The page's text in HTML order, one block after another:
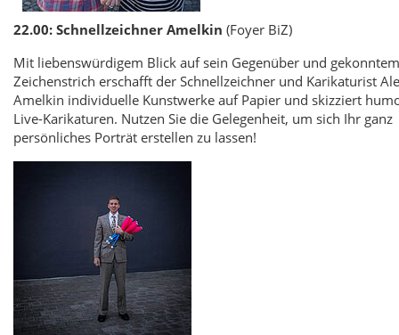
22.00: Schnellzeichner Amelkin (Foyer BiZ)
Mit liebenswürdigem Blick auf sein Gegenüber und gekonntem
Zeichenstrich erschafft der Schnellzeichner und Karikaturist
Amelkin individuelle Kunstwerke auf Papier und skizziert
Live-Karikaturen. Nutzen Sie die Gelegenheit, um sich Ihr ganz
persönliches Porträt erstellen zu lassen!